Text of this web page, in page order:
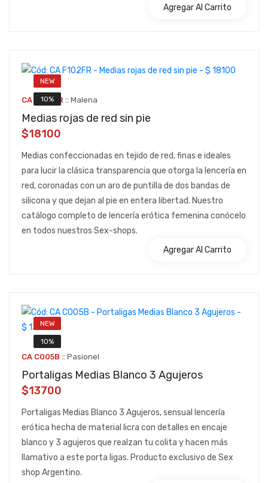
Agregar Al Carrito
NEW
10%
CA F102FR :: Malena
Medias rojas de red sin pie
$18100
Medias confeccionadas en tejido de red, finas e ideales
para lucir la clásica transparencia que otorga la lencería en
red, coronadas con un aro de puntilla de dos bandas de
silicona y que dejan al pie en entera libertad. Nuestro
catálogo completo de lencería erótica femenina conócelo
en todos nuestros Sex-shops.
Agregar Al Carrito
NEW
10%
CA C005B :: Pasionel
Portaligas Medias Blanco 3 Agujeros
$13700
Portaligas Medias Blanco 3 Agujeros, sensual lencería
erótica hecha de material licra con detalles en encaje
blanco y 3 agujeros que realzan tu colita y hacen más
llamativo a este porta ligas. Producto exclusivo de Sex
shop Argentino.